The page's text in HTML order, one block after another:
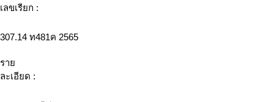
เลขเรียก :
307.14 ท481ค 2565
ราย
ละเอียด :